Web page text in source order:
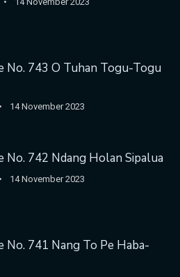
No. 743 O Tuhan Togu-Togu
14 November 2023
No. 742 Ndang Holan Sipalua
14 November 2023
No. 741 Nang To Pe Haba-